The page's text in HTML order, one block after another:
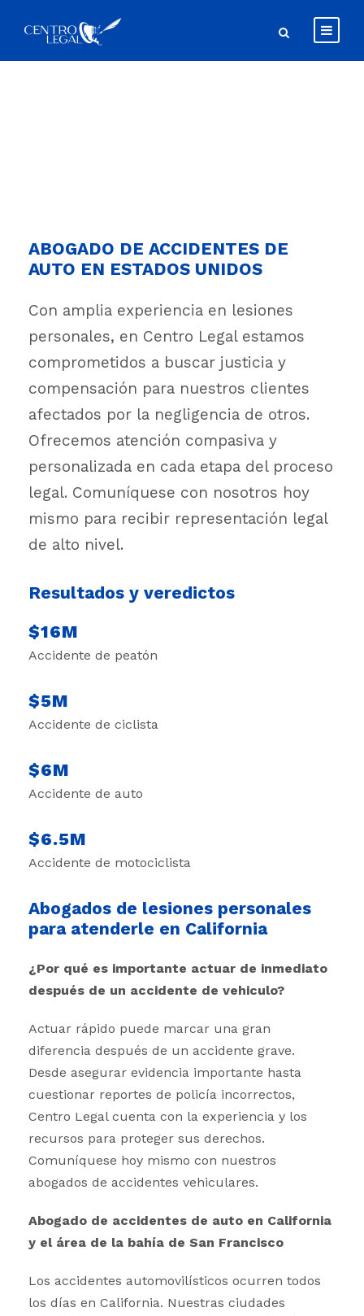
ABOGADO DE ACCIDENTES DE
AUTO EN ESTADOS UNIDOS
Con amplia experiencia en lesiones
personales, en Centro Legal estamos
comprometidos a buscar justicia y
compensación para nuestros clientes
afectados por la negligencia de otros.
Ofrecemos atención compasiva y
personalizada en cada etapa del proceso
legal. Comuníquese con nosotros hoy
mismo para recibir representación legal
de alto nivel.
Resultados y veredictos
$16M
Accidente de peatón
$5M
Accidente de ciclista
$6M
Accidente de auto
$6.5M
Accidente de motociclista
Abogados de lesiones personales
para atenderle en California
¿Por qué es importante actuar de inmediato
después de un accidente de vehiculo?
Actuar rápido puede marcar una gran
diferencia después de un accidente grave.
Desde asegurar evidencia importante hasta
cuestionar reportes de policía incorrectos,
Centro Legal cuenta con la experiencia y los
recursos para proteger sus derechos.
Comuníquese hoy mismo con nuestros
abogados de accidentes vehiculares.
Abogado de accidentes de auto en California
y el área de la bahía de San Francisco
Los accidentes automovilísticos ocurren todos
los días en California. Nuestras ciudades